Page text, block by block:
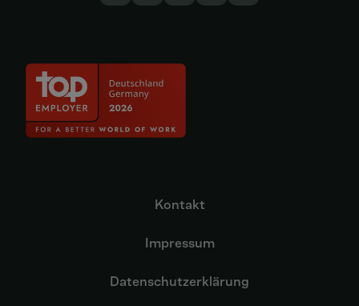
Kontakt
Impressum
Datenschutzerklärung